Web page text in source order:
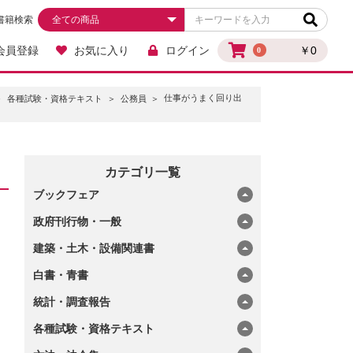
0 ￥0
籍検索
員登録 お気に入り ログイン
各種試験・資格テキスト 公務員 仕事がうまく回り出
カテゴリ一覧
ブックフェア
政府刊行物・一般
建築・土木・設備関連書
白書・青書
統計・調査報告
各種試験・資格テキスト